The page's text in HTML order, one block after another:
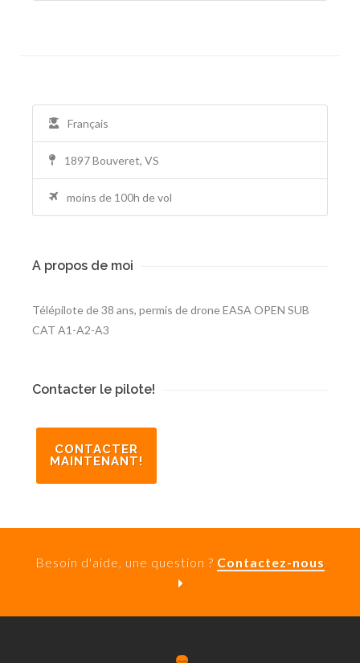
Français
1897 Bouveret, VS
moins de 100h de vol
A propos de moi
Télépilote de 38 ans, permis de drone EASA OPEN SUB
CAT A1-A2-A3
Contacter le pilote!
CONTACTER
MAINTENANT!
Besoin d'aide, une question ? Contactez-nous